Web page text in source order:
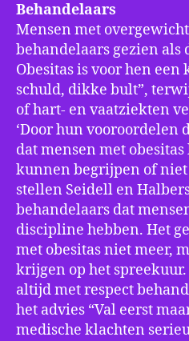
Behandelaars
Mensen met
behandelaars gezien als
Obesitas is voor hen een
schuld, dikke bult”,
of hart- en vaatziekten
‘Door hun vooroordelen
dat mensen met
kunnen begrijpen of
stellen Seidell en
behandelaars dat
discipline hebben. Het
met obesitas niet meer,
krijgen op het
altijd met respect
het advies “Val eerst
medische klachten